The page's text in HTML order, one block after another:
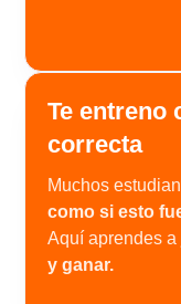
Te entreno
correcta
Muchos
como si esto
Aquí aprendes a
y ganar.